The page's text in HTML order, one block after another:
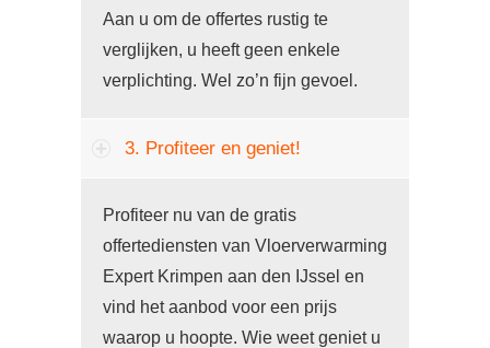
Aan u om de offertes rustig te
verglijken, u heeft geen enkele
verplichting. Wel zo’n fijn gevoel.
3. Profiteer en geniet!
Profiteer nu van de gratis
offertediensten van Vloerverwarming
Expert Krimpen aan den IJssel en
vind het aanbod voor een prijs
waarop u hoopte. Wie weet geniet u